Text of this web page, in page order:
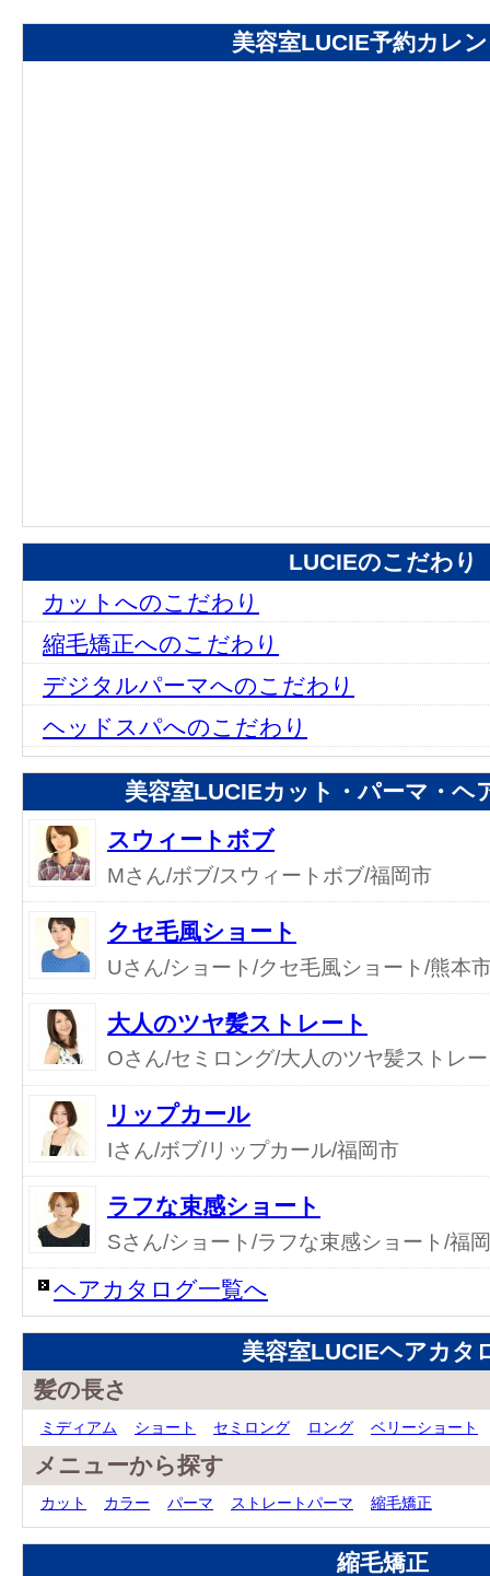
美容室LUCIE予約カレ
LUCIEのこだわり
カットへのこだわり
縮毛矯正へのこだわり
デジタルパーマへのこだわり
ヘッドスパへのこだわり
美容室LUCIEカット・パーマ・ヘ
スウィートボブ
Mさん/ボブ/スウィートボブ/福岡市
クセ毛風ショート
Uさん/ショート/クセ毛風ショート/熊本
大人のツヤ髪ストレート
Oさん/セミロング/大人のツヤ髪ストレ
リップカール
Iさん/ボブ/リップカール/福岡市
ラフな束感ショート
Sさん/ショート/ラフな束感ショート/福
ヘアカタログ一覧へ
美容室LUCIEヘアカタ
髪の長さ
ミディアム ショート セミロング ロング ベリーショート
メニューから探す
カット カラー パーマ ストレートパーマ 縮毛矯正
縮毛矯正